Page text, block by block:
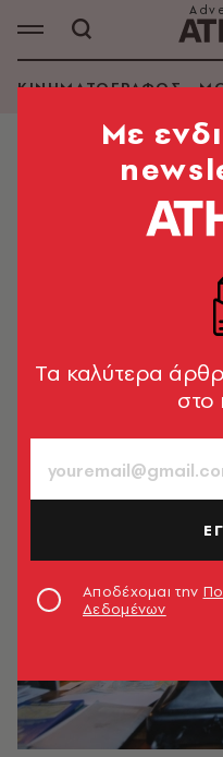
ΚΙΝΗΜΑΤΟΓΡΑΦΟΣ
«Αλήθεια, δεν
έμεινες μόνος
Διαβάζοντας
Πατρίκ
Το μυθιστόρημα του
Τζέμη Τασάκου
Mε
Tα καλύτερα
στο
Αποδέχομαι την
Δεδομένων